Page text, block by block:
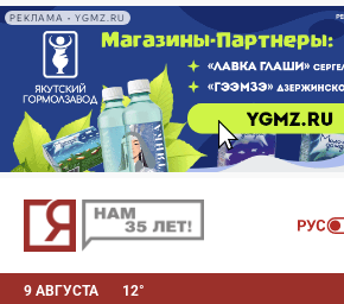
РЕКЛАМА • YGMZ.RU
9 АВГУСТА 12°